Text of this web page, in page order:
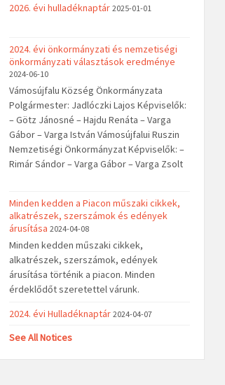
2026. évi hulladéknaptár 2025-01-01
2024. évi önkormányzati és nemzetiségi
önkormányzati választások eredménye
2024-06-10
Vámosújfalu Község Önkormányzata
Polgármester: Jadlóczki Lajos Képviselők:
– Götz Jánosné – Hajdu Renáta – Varga
Gábor – Varga István Vámosújfalui Ruszin
Nemzetiségi Önkormányzat Képviselők: –
Rimár Sándor – Varga Gábor – Varga Zsolt
Minden kedden a Piacon műszaki cikkek,
alkatrészek, szerszámok és edények
árusítása 2024-04-08
Minden kedden műszaki cikkek,
alkatrészek, szerszámok, edények
árusítása történik a piacon. Minden
érdeklődőt szeretettel várunk.
2024. évi Hulladéknaptár 2024-04-07
See All Notices